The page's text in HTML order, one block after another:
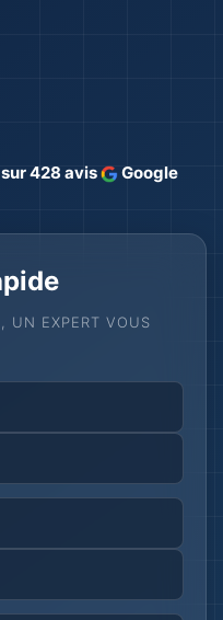
428 avis Google
UN EXPERT VOUS